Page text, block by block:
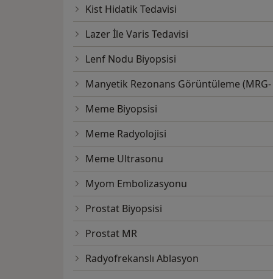
Kist Hidatik Tedavisi
Lazer İle Varis Tedavisi
Lenf Nodu Biyopsisi
Manyetik Rezonans Görüntüleme (MRG-
Meme Biyopsisi
Meme Radyolojisi
Meme Ultrasonu
Myom Embolizasyonu
Prostat Biyopsisi
Prostat MR
Radyofrekanslı Ablasyon